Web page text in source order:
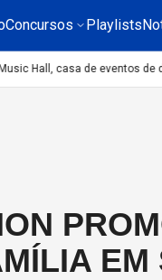
Concursos Playlists
Hall, casa de eventos de
EM